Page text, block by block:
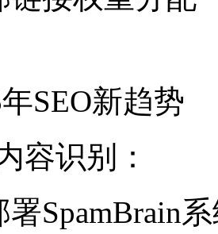
SEO新趋势
容识别：
署SpamBrain